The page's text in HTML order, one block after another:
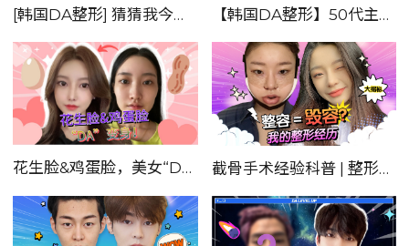
[韩国DA整形] 猜猜我今年几岁？——垂直迷你提升让我年轻10岁！！！ 【韩国DA整形】50代主妇逆袭成功！！——变年轻的秘诀是？！
花生脸&鸡蛋脸，美女“DA”变身！ 截骨手术经验科普 | 整形记录篇